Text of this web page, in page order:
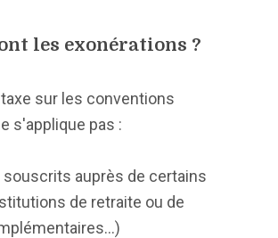
les exonérations ?
taxe sur les conventions
s'applique pas :
souscrits auprès de certains
de retraite ou de